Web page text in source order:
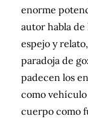
enorme
autor habla
espejo y
paradoja de
padecen los
como
cuerpo como